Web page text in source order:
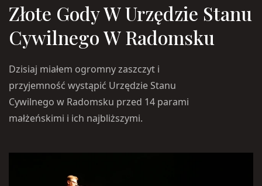
Złote Gody W Urzędzie Stanu
Cywilnego W Radomsku
Dzisiaj miałem ogromny zaszczyt i
przyjemność wystąpić Urzędzie Stanu
Cywilnego w Radomsku przed 14 parami
małżeńskimi i ich najbliższymi.